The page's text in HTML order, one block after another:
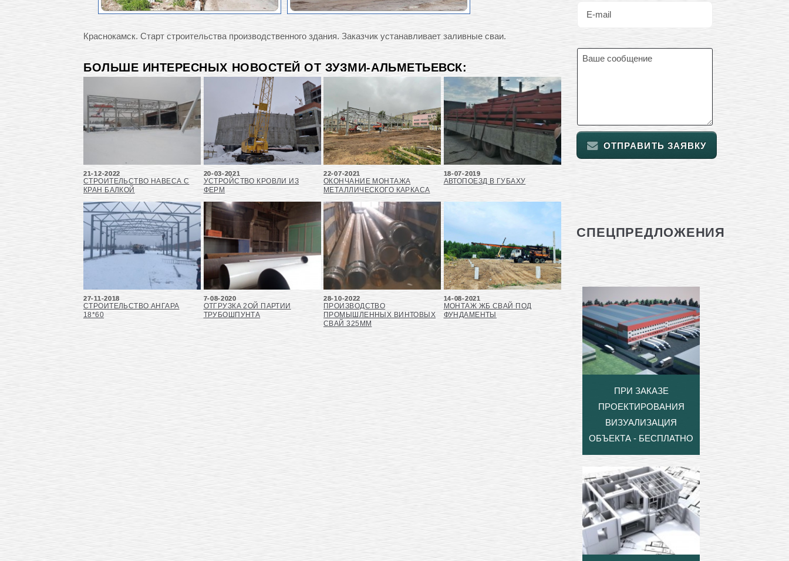
Краснокамск. Старт строительства производственного здания. Заказчик устанавливает заливные сваи.
БОЛЬШЕ ИНТЕРЕСНЫХ НОВОСТЕЙ ОТ ЗУЗМИ-АЛЬМЕТЬЕВСК:
21-12-2022
СТРОИТЕЛЬСТВО НАВЕСА С
КРАН БАЛКОЙ
20-03-2021
УСТРОЙСТВО КРОВЛИ ИЗ
ФЕРМ
22-07-2021
ОКОНЧАНИЕ МОНТАЖА
МЕТАЛЛИЧЕСКОГО КАРКАСА
18-07-2019
АВТОПОЕЗД В ГУБАХУ
27-11-2018
СТРОИТЕЛЬСТВО АНГАРА
18*60
7-08-2020
ОТГРУЗКА 2ОЙ ПАРТИИ
ТРУБОШПУНТА
28-10-2022
ПРОИЗВОДСТВО
ПРОМЫШЛЕННЫХ ВИНТОВЫХ
СВАЙ 325ММ
14-08-2021
МОНТАЖ ЖБ СВАЙ ПОД
ФУНДАМЕНТЫ
ОТПРАВИТЬ ЗАЯВКУ
СПЕЦПРЕДЛОЖЕНИЯ
ПРИ ЗАКАЗЕ
ПРОЕКТИРОВАНИЯ
ВИЗУАЛИЗАЦИЯ
ОБЪЕКТА - БЕСПЛАТНО